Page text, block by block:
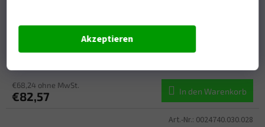
Akzeptieren
VENTED bílá 26
€68,24 ohne MwSt.
€82,57 In den Warenkorb
Art.-Nr.: 0024740.030.028